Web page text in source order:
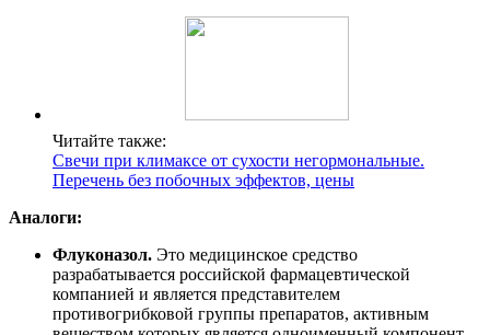
Читайте также:
Свечи при климаксе от сухости негормональные.
Перечень без побочных эффектов, цены
Аналоги:
Флуконазол. Это медицинское средство
разрабатывается российской фармацевтической
компанией и является представителем
противогрибковой группы препаратов, активным